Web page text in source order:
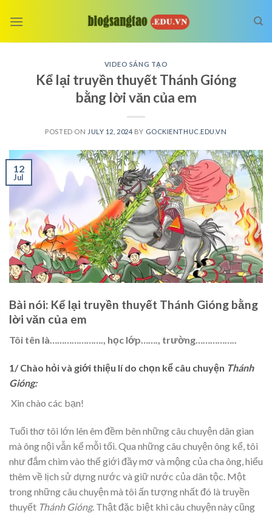
VIDEO SÁNG TẠO
Kể lại truyền thuyết Thánh Gióng
bằng lời văn của em
POSTED ON JULY 12, 2024 BY GOCKIENTHUC.EDU.VN
12
Jul
Bài nói: Kể lại truyền thuyết Thánh Gióng bằng
lời văn của em
Tôi tên là…………………., học lớp……., trường……………..
1/ Chào hỏi và giới thiệu lí do chọn kể câu chuyện Thánh
Gióng:
Xin chào các bạn!
Tuổi thơ tôi lớn lên êm đềm bên những câu chuyện dân gian
mà ông nội vẫn kể mỗi tối. Qua những câu chuyện ông kể, tôi
như đắm chìm vào thế giới đầy mơ và mộng của cha ông, hiểu
thêm về lịch sử dựng nước và giữ nước của dân tộc. Một
trong những câu chuyện mà tôi ấn tượng nhất đó là truyền
thuyết Thánh Gióng. Thật đặc biệt khi câu chuyện này cũng